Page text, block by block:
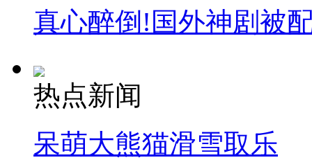
真心醉倒!国外神剧被
热点新闻
呆萌大熊猫滑雪取乐